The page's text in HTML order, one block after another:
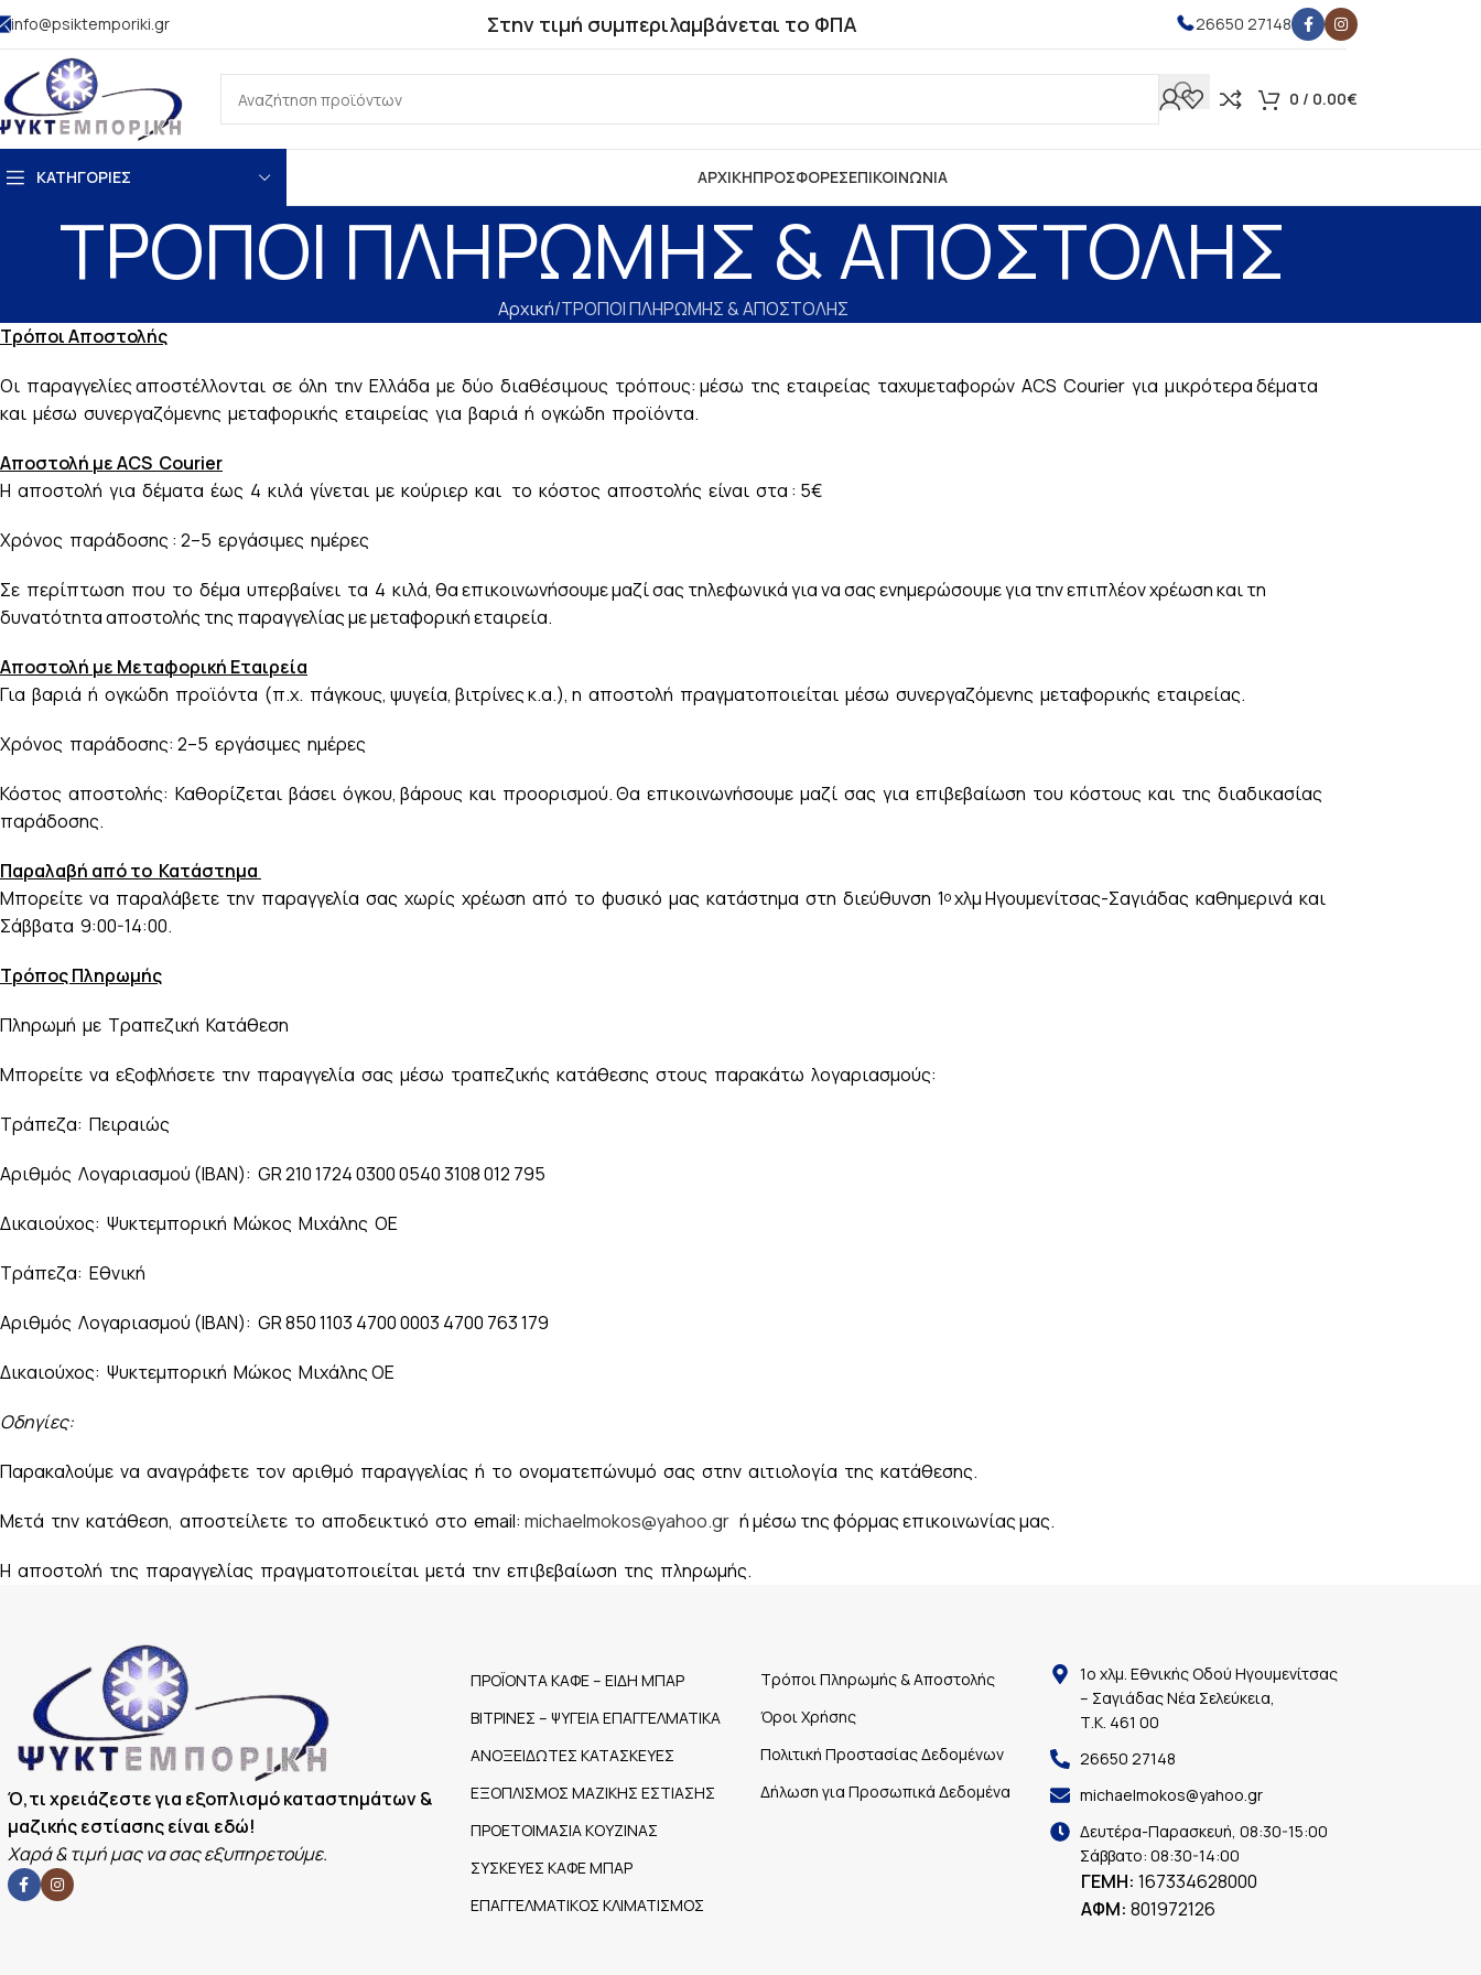
info@psiktemporiki.gr Στην τιμή συμπεριλαμβάνεται το ΦΠΑ 26650 27148
0 / 0.00€
ΚΑΤΗΓΟΡΙΕΣ ΑΡΧΙΚΗΠΡΟΣΦΟΡΕΣΕΠΙΚΟΙΝΩΝΙΑ
ΤΡΟΠΟΙ ΠΛΗΡΩΜΗΣ & ΑΠΟΣΤΟΛΗΣ
Αρχική ΤΡΟΠΟΙ ΠΛΗΡΩΜΗΣ & ΑΠΟΣΤΟΛΗΣ
Τρόποι Αποστολής
Οι παραγγελίες αποστέλλονται σε όλη την Ελλάδα με δύο διαθέσιμους τρόπους: μέσω της εταιρείας ταχυμεταφορών ACS Courier για μικρότερα δέματα
και μέσω συνεργαζόμενης μεταφορικής εταιρείας για βαριά ή ογκώδη προϊόντα.
Αποστολή με ACS Courier
Η αποστολή για δέματα έως 4 κιλά γίνεται με κούριερ και το κόστος αποστολής είναι στα : 5€
Χρόνος παράδοσης : 2–5 εργάσιμες ημέρες
Σε περίπτωση που το δέμα υπερβαίνει τα 4 κιλά, θα επικοινωνήσουμε μαζί σας τηλεφωνικά για να σας ενημερώσουμε για την επιπλέον χρέωση και τη
δυνατότητα αποστολής της παραγγελίας με μεταφορική εταιρεία.
Αποστολή με Μεταφορική Εταιρεία
Για βαριά ή ογκώδη προϊόντα (π.χ. πάγκους, ψυγεία, βιτρίνες κ.α.), η αποστολή πραγματοποιείται μέσω συνεργαζόμενης μεταφορικής εταιρείας.
Χρόνος παράδοσης: 2–5 εργάσιμες ημέρες
Κόστος αποστολής: Καθορίζεται βάσει όγκου, βάρους και προορισμού. Θα επικοινωνήσουμε μαζί σας για επιβεβαίωση του κόστους και της διαδικασίας
παράδοσης.
Παραλαβή από το Κατάστημα
Μπορείτε να παραλάβετε την παραγγελία σας χωρίς χρέωση από το φυσικό μας κατάστημα στη διεύθυνση 1οχλμ Ηγουμενίτσας-Σαγιάδας καθημερινά και
Σάββατα 9:00-14:00.
Τρόπος Πληρωμής
Πληρωμή με Τραπεζική Κατάθεση
Μπορείτε να εξοφλήσετε την παραγγελία σας μέσω τραπεζικής κατάθεσης στους παρακάτω λογαριασμούς:
Τράπεζα: Πειραιώς
Αριθμός Λογαριασμού (IBAN): GR 210 1724 0300 0540 3108 012 795
Δικαιούχος: Ψυκτεμπορική Μώκος Μιχάλης ΟΕ
Τράπεζα: Εθνική
Αριθμός Λογαριασμού (IBAN): GR 850 1103 4700 0003 4700 763 179
Δικαιούχος: Ψυκτεμπορική Μώκος Μιχάλης ΟΕ
Οδηγίες:
Παρακαλούμε να αναγράφετε τον αριθμό παραγγελίας ή το ονοματεπώνυμό σας στην αιτιολογία της κατάθεσης.
Μετά την κατάθεση, αποστείλετε το αποδεικτικό στο email: michaelmokos@yahoo.gr ή μέσω της φόρμας επικοινωνίας μας.
Η αποστολή της παραγγελίας πραγματοποιείται μετά την επιβεβαίωση της πληρωμής.
Ό,τι χρειάζεστε για εξοπλισμό καταστημάτων &
μαζικής εστίασης είναι εδώ!
Χαρά & τιμή μας να σας εξυπηρετούμε.
ΠΡΟΪΟΝΤΑ ΚΑΦΕ – ΕΙΔΗ ΜΠΑΡ
ΒΙΤΡΙΝΕΣ – ΨΥΓΕΙΑ ΕΠΑΓΓΕΛΜΑΤΙΚΑ
ΑΝΟΞΕΙΔΩΤΕΣ ΚΑΤΑΣΚΕΥΕΣ
ΕΞΟΠΛΙΣΜΟΣ ΜΑΖΙΚΗΣ ΕΣΤΙΑΣΗΣ
ΠΡΟΕΤΟΙΜΑΣΙΑ ΚΟΥΖΙΝΑΣ
ΣΥΣΚΕΥΕΣ ΚΑΦΕ ΜΠΑΡ
ΕΠΑΓΓΕΛΜΑΤΙΚΟΣ ΚΛΙΜΑΤΙΣΜΟΣ
Τρόποι Πληρωμής & Αποστολής
Όροι Χρήσης
Πολιτική Προστασίας Δεδομένων
Δήλωση για Προσωπικά Δεδομένα
1ο χλμ. Εθνικής Οδού Ηγουμενίτσας
– Σαγιάδας Νέα Σελεύκεια,
Τ.Κ. 461 00
26650 27148
michaelmokos@yahoo.gr
Δευτέρα-Παρασκευή, 08:30-15:00
Σάββατο: 08:30-14:00
ΓΕΜΗ: 167334628000
ΑΦΜ: 801972126